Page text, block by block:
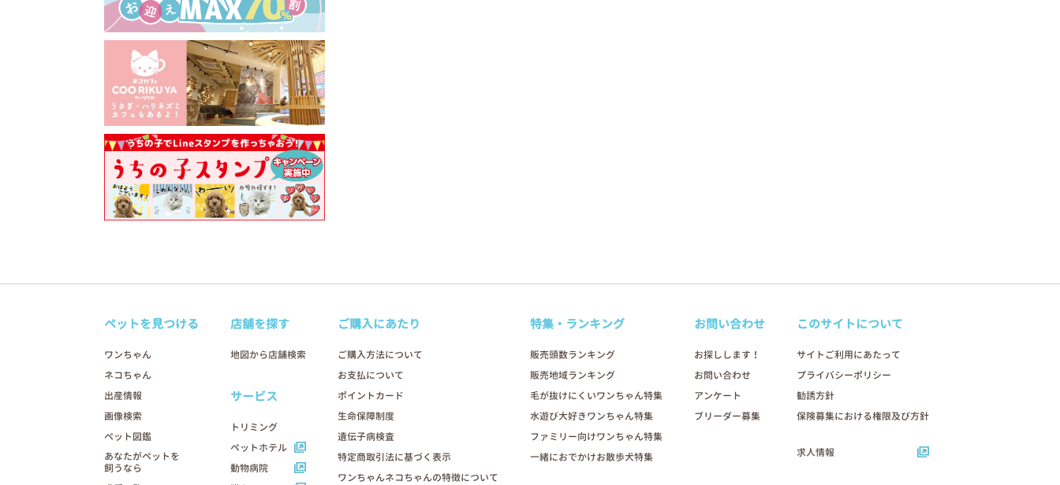
ペットを見つける
ワンちゃん
ネコちゃん
出産情報
画像検索
ペット図鑑
あなたがペットを
飼うなら
店舗を探す
地図から店舗検索
サービス
トリミング
ペットホテル
動物病院
ご購入にあたり
ご購入方法について
お支払について
ポイントカード
生命保障制度
遺伝子病検査
特定商取引法に基づく表示
ワンちゃんネコちゃんの特徴について
特集・ランキング
販売頭数ランキング
販売地域ランキング
毛が抜けにくいワンちゃん特集
水遊び大好きワンちゃん特集
ファミリー向けワンちゃん特集
一緒におでかけお散歩犬特集
お問い合わせ
お探しします！
お問い合わせ
アンケート
ブリーダー募集
このサイトについて
サイトご利用にあたって
プライバシーポリシー
勧誘方針
保険募集における権限及び方針
求人情報